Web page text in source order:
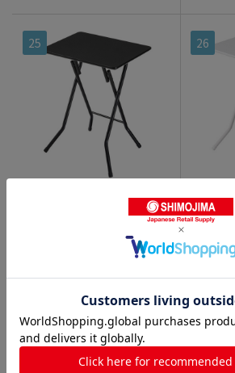
25
フォールディングテーブル S
幅560×奥行420mm ブラッ
ク 1台（ご注文単位1台）
4,439
(税込)
2501700151972
文房具・事務用品>テー
折りたたみテーブ
26
フォー
幅560×
【直送品
4,439
文房具
ブル